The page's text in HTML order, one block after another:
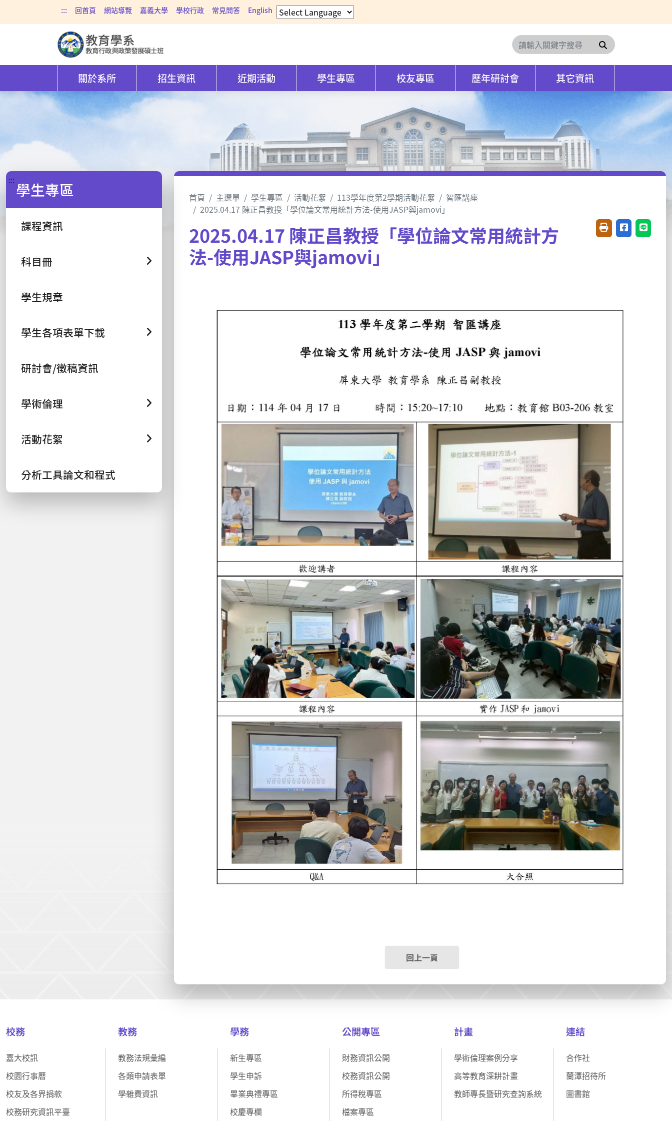
::: 回首頁 網站導覽 嘉義大學 學校行政 常見問答 English
搜尋
關於系所 招生資訊 近期活動 學生專區 校友專區 歷年研討會 其它資訊
::: 學生專區
課程資訊
科目冊
學生規章
學生各項表單下載
研討會/徵稿資訊
學術倫理
活動花絮
分析工具論文和程式
首頁 主選單 學生專區 活動花絮 113學年度第2學期活動花絮
智匯講座
2025.04.17 陳正昌教授「學位論文常用統計方法-使用JASP與jamovi」
2025.04.17 陳正昌教授「學位論文常用統計方
法-使用JASP與jamovi」
友善列印(開新視窗)
分享至臉書(
分享至
回上一頁
校務
嘉大校訊
校園行事曆
校友及各界捐款
校務研究資訊平臺
教務
教務法規彙編
各類申請表單
學雜費資訊
學務
新生專區
學生申訴
畢業典禮專區
校慶專欄
公開專區
財務資訊公開
校務資訊公開
所得稅專區
檔案專區
計畫
學術倫理案例分享
高等教育深耕計畫
教師專長暨研究查詢系統
連結
合作社
蘭潭招待所
圖書館